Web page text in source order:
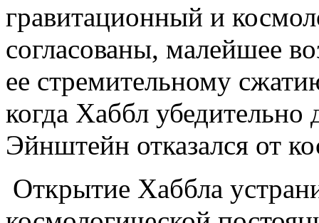
гравитационный и
согласованы, малейшее
ее стремительному
когда Хаббл
Эйнштейн отказался от
Открытие Хаббла